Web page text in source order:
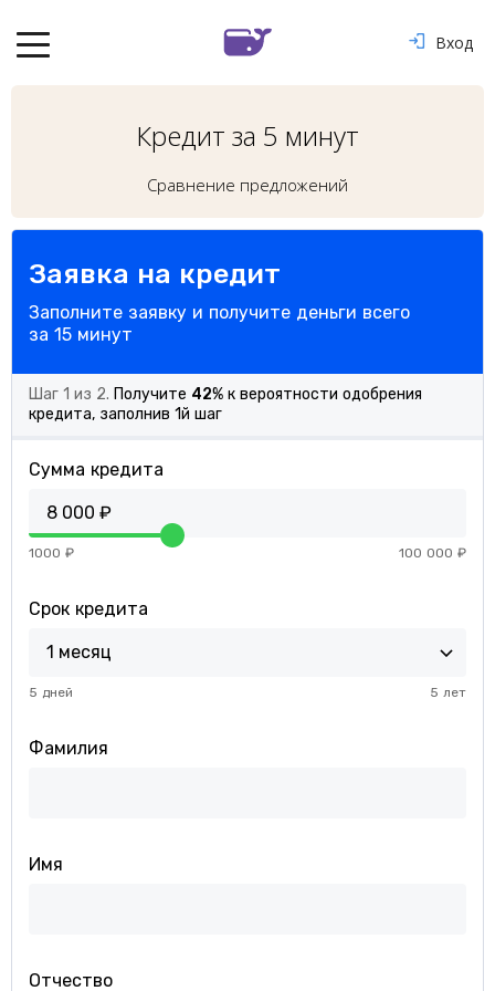
Вход
Кредит за 5 минут
Сравнение предложений